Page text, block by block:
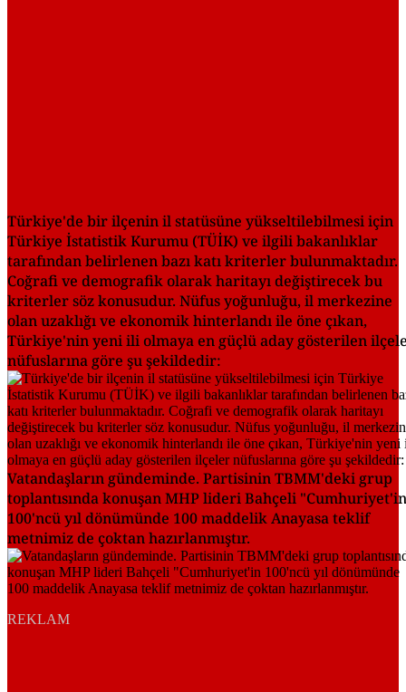
Türkiye'de bir ilçenin il statüsüne yükseltilebilmesi için
Türkiye İstatistik Kurumu (TÜİK) ve ilgili bakanlıklar
tarafından belirlenen bazı katı kriterler bulunmaktadır.
Coğrafi ve demografik olarak haritayı değiştirecek bu
kriterler söz konusudur. Nüfus yoğunluğu, il merkezine
olan uzaklığı ve ekonomik hinterlandı ile öne çıkan,
Türkiye'nin yeni ili olmaya en güçlü aday gösterilen
nüfuslarına göre şu şekildedir:
Vatandaşların gündeminde. Partisinin TBMM'deki grup
toplantısında konuşan MHP lideri Bahçeli "Cumhuriyet'in
100'ncü yıl dönümünde 100 maddelik Anayasa teklif
metnimiz de çoktan hazırlanmıştır.
REKLAM